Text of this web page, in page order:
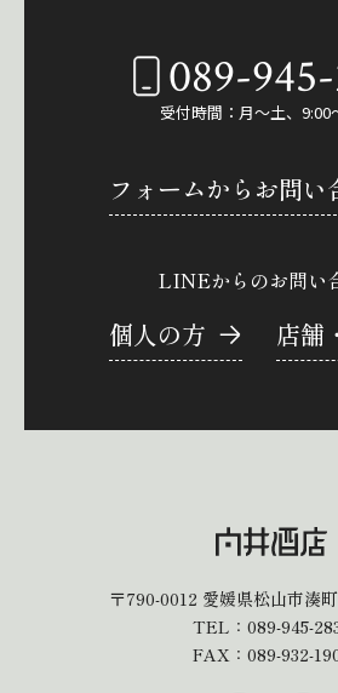
089-
受付時間：月～土、9:00
フォームからお問い
LINEからのお問い
個人の方 店舗
〒790-0012 愛媛県松山市湊
TEL： 089-945-
FAX：089-932-